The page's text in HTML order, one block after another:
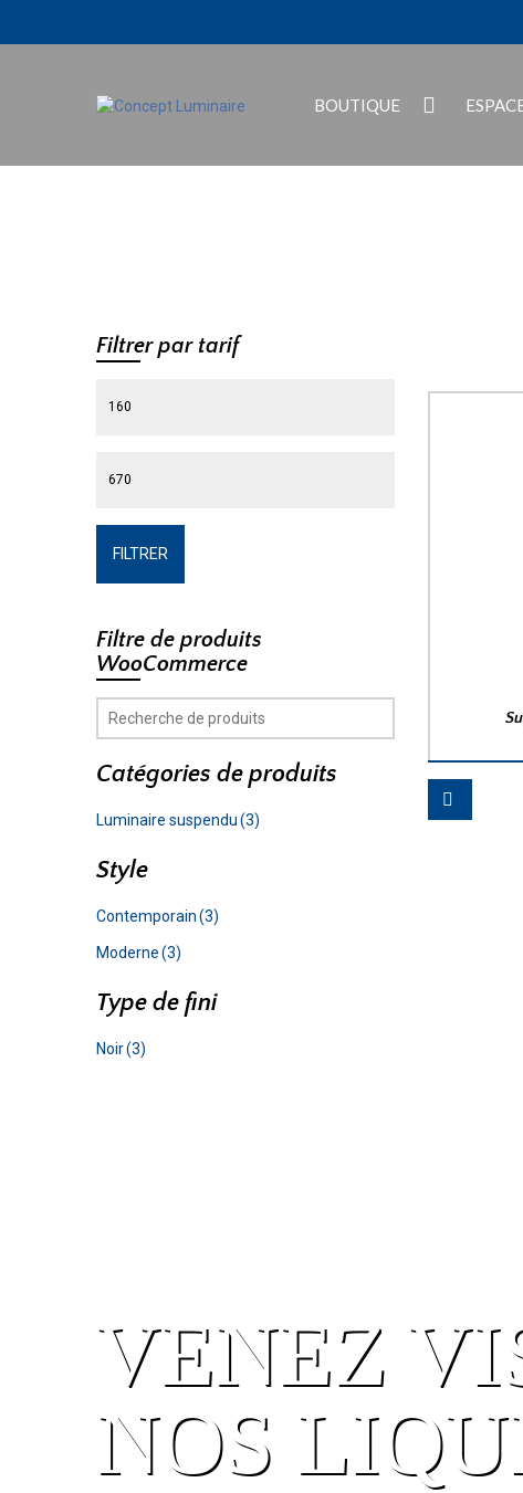
BOUTIQUE
Filtrer par tarif
FILTRER
Filtre de produits
WooCommerce
Catégories de produits
Luminaire suspendu(3)
Style
Contemporain(3)
Moderne(3)
Type de fini
Noir(3)
VENEZ
NOS